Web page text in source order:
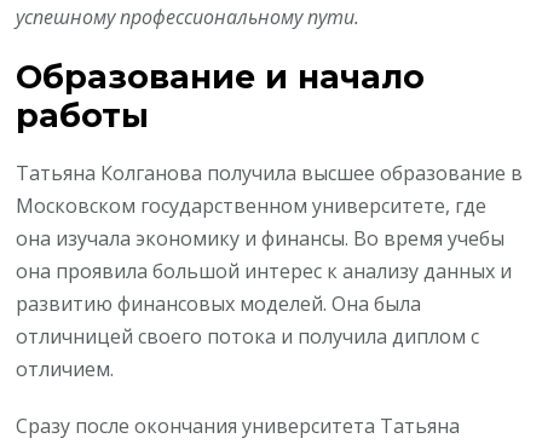
успешному профессиональному пути.
Образование и начало
работы
Татьяна Колганова получила высшее образование в
Московском государственном университете, где
она изучала экономику и финансы. Во время учебы
она проявила большой интерес к анализу данных и
развитию финансовых моделей. Она была
отличницей своего потока и получила диплом с
отличием.
Сразу после окончания университета Татьяна